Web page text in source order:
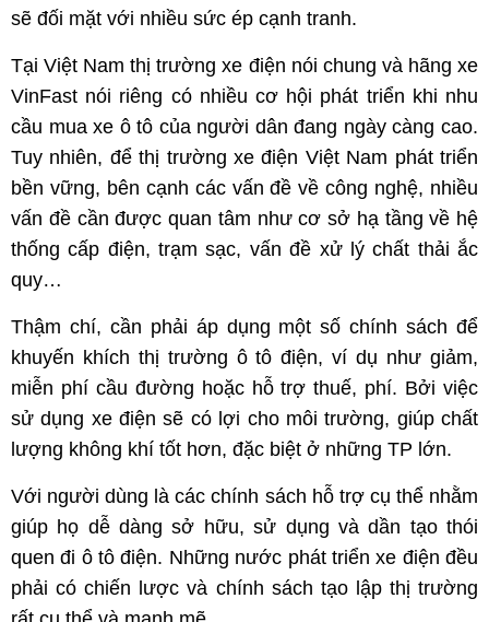
sẽ đối mặt với nhiều sức ép cạnh tranh.
Tại Việt Nam thị trường xe điện nói chung và hãng xe
VinFast nói riêng có nhiều cơ hội phát triển khi nhu
cầu mua xe ô tô của người dân đang ngày càng cao.
Tuy nhiên, để thị trường xe điện Việt Nam phát triển
bền vững, bên cạnh các vấn đề về công nghệ, nhiều
vấn đề cần được quan tâm như cơ sở hạ tầng về hệ
thống cấp điện, trạm sạc, vấn đề xử lý chất thải ắc
quy…
Thậm chí, cần phải áp dụng một số chính sách để
khuyến khích thị trường ô tô điện, ví dụ như giảm,
miễn phí cầu đường hoặc hỗ trợ thuế, phí. Bởi việc
sử dụng xe điện sẽ có lợi cho môi trường, giúp chất
lượng không khí tốt hơn, đặc biệt ở những TP lớn.
Với người dùng là các chính sách hỗ trợ cụ thể nhằm
giúp họ dễ dàng sở hữu, sử dụng và dần tạo thói
quen đi ô tô điện. Những nước phát triển xe điện đều
phải có chiến lược và chính sách tạo lập thị trường